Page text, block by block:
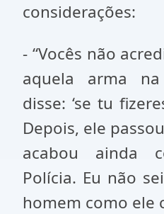
considerações:
- “Vocês não
aquela arma
disse: ‘se tu
Depois, ele
acabou ainda
Polícia. Eu não
homem como ele